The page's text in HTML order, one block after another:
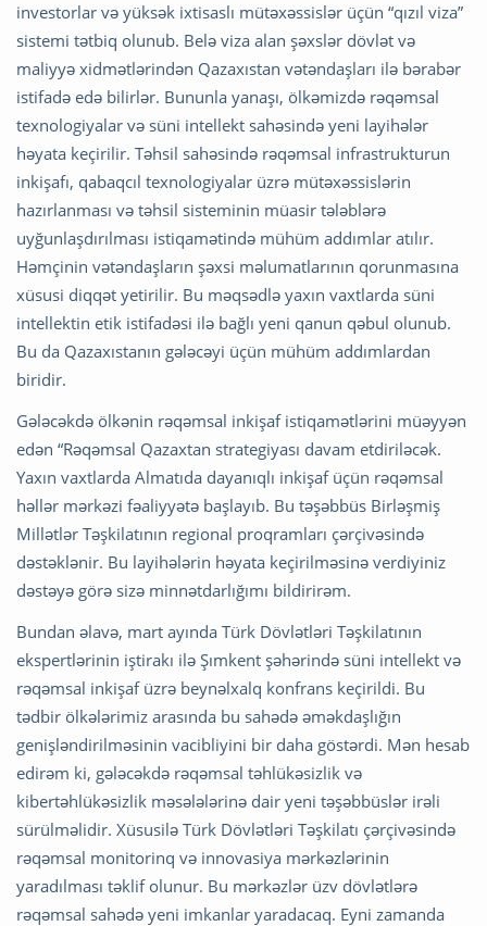
investorlar və yüksək ixtisaslı mütəxəssislər üçün “qızıl viza”
sistemi tətbiq olunub. Belə viza alan şəxslər dövlət və
maliyyə xidmətlərindən Qazaxıstan vətəndaşları ilə bərabər
istifadə edə bilirlər. Bununla yanaşı, ölkəmizdə rəqəmsal
texnologiyalar və süni intellekt sahəsində yeni layihələr
həyata keçirilir. Təhsil sahəsində rəqəmsal infrastrukturun
inkişafı, qabaqcıl texnologiyalar üzrə mütəxəssislərin
hazırlanması və təhsil sisteminin müasir tələblərə
uyğunlaşdırılması istiqamətində mühüm addımlar atılır.
Həmçinin vətəndaşların şəxsi məlumatlarının qorunmasına
xüsusi diqqət yetirilir. Bu məqsədlə yaxın vaxtlarda süni
intellektin etik istifadəsi ilə bağlı yeni qanun qəbul olunub.
Bu da Qazaxıstanın gələcəyi üçün mühüm addımlardan
biridir.
Gələcəkdə ölkənin rəqəmsal inkişaf istiqamətlərini müəyyən
edən “Rəqəmsal Qazaxtan strategiyası davam etdiriləcək.
Yaxın vaxtlarda Almatıda dayanıqlı inkişaf üçün rəqəmsal
həllər mərkəzi fəaliyyətə başlayıb. Bu təşəbbüs Birləşmiş
Millətlər Təşkilatının regional proqramları çərçivəsində
dəstəklənir. Bu layihələrin həyata keçirilməsinə verdiyiniz
dəstəyə görə sizə minnətdarlığımı bildirirəm.
Bundan əlavə, mart ayında Türk Dövlətləri Təşkilatının
ekspertlərinin iştirakı ilə Şımkent şəhərində süni intellekt və
rəqəmsal inkişaf üzrə beynəlxalq konfrans keçirildi. Bu
tədbir ölkələrimiz arasında bu sahədə əməkdaşlığın
genişləndirilməsinin vacibliyini bir daha göstərdi. Mən hesab
edirəm ki, gələcəkdə rəqəmsal təhlükəsizlik və
kibertəhlükəsizlik məsələlərinə dair yeni təşəbbüslər irəli
sürülməlidir. Xüsusilə Türk Dövlətləri Təşkilatı çərçivəsində
rəqəmsal monitorinq və innovasiya mərkəzlərinin
yaradılması təklif olunur. Bu mərkəzlər üzv dövlətlərə
rəqəmsal sahədə yeni imkanlar yaradacaq. Eyni zamanda